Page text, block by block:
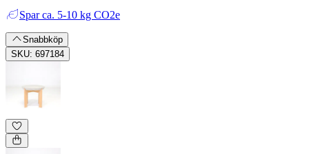
Spar ca. 5-10 kg CO2e
Snabbköp
SKU: 697184